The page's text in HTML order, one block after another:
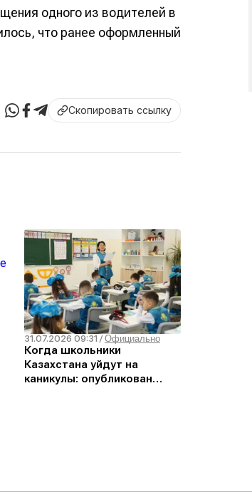
одного из водителей в
что ранее оформленный
Скопировать ссылку
31.07.2026 09:31 /Официально
Когда школьники
Казахстана уйдут на
каникулы: опубликован